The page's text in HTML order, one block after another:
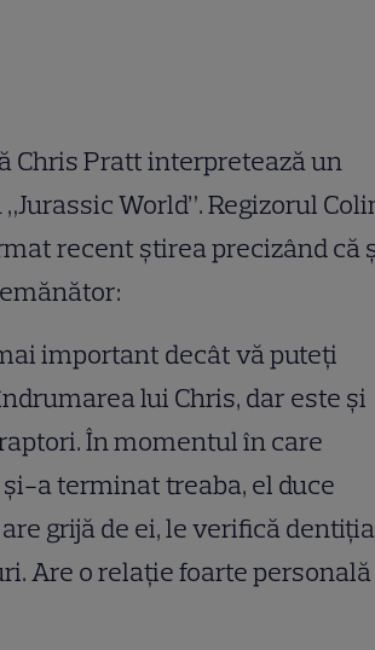
Chris Pratt interpretează un
World”. Regizorul
recent știrea precizând că
important decât vă puteți
lui Chris, dar este și
În momentul în care
a terminat treaba, el duce
grijă de ei, le verifică
Are o relație foarte personală